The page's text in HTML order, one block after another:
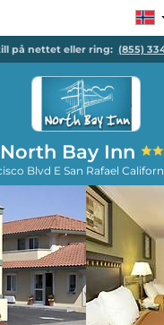
på nettet eller ring: (855)
North Bay Inn
Blvd E San Rafael